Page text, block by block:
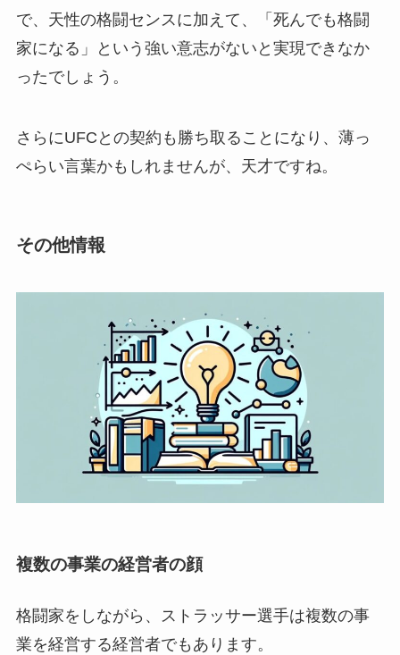
で、天性の格闘センスに加えて、「死んでも格闘
家になる」という強い意志がないと実現できなか
ったでしょう。
さらにUFCとの契約も勝ち取ることになり、薄っ
ぺらい言葉かもしれませんが、天才ですね。
その他情報
複数の事業の経営者の顔
格闘家をしながら、ストラッサー選手は複数の事
業を経営する経営者でもあります。